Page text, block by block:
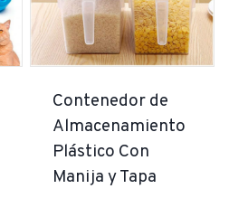
Contenedor de
Almacenamiento
Plástico Con
Manija y Tapa